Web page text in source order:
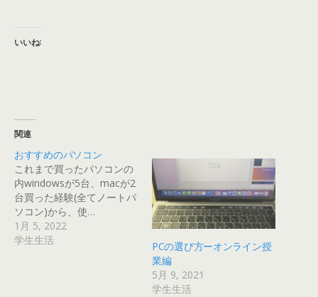
いいね:
関連
おすすめのパソコン
これまで買ったパソコンの
内windowsが5台、macが2
台買った経験(全てノートパ
ソコン)から、使…
1月 5, 2022
学生生活
PCの選び方ーオンライン授
業編
5月 9, 2021
学生生活